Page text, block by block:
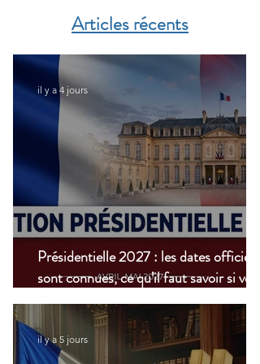
Articles récents
Présidentielle 2027 : les dates officielles
sont connues, ce qu’il faut savoir si vous
vivez à l’étranger
il y a 4 jours
il y a 5 jours